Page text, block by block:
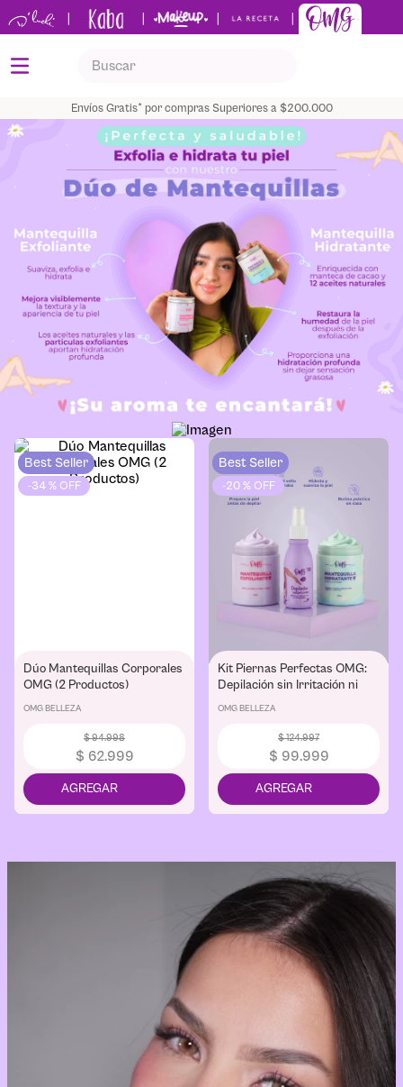
Envíos Gratis* por compras Superiores a $200.000
-34 %
Best Seller
Dúo Mantequillas Corporales
OMG (2 Productos)
OMG BELLEZA
$94.998
$ 62.999
-20 %
Best Seller
Kit Piernas Perfectas OMG:
Depilación sin Irritación ni
OMG BELLEZA
$124.997
$ 99.999
TÉRMINOS MÁS BUSCADOS
1
bronceador
tónico
5. keratina